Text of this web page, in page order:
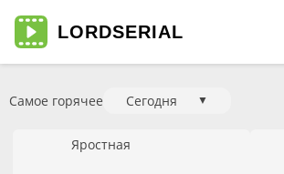
LORDSERIAL
Самое горячее Сегодня ▼
Яростная